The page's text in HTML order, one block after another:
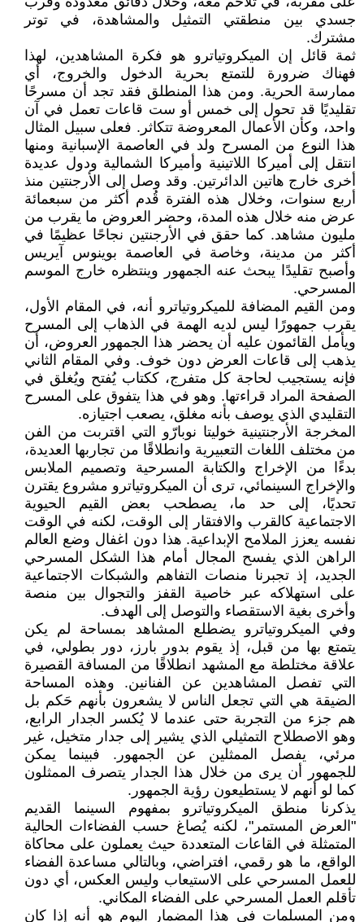
جسدي بين منطقتي التمثيل والمشاهدة، في توتر
مشترك.
ثمة قائل إن الميكروتياترو هو فكرة المشاهدين، لهذا
فهناك ضرورة للتمتع بحرية الدخول والخروج، أي
ممارسة الحرية. ومن هذا المنطلق فقد تجد أن مسرحًا
تقليديًا قد تحول إلى خمس أو ست قاعات تعمل في آن
واحد، وكأن الأعمال المعروضة تتكاثر. فعلى سبيل المثال
هذا النوع من المسرح ولد في العاصمة الإسبانية ومنها
انتقل إلى أميركا اللاتينية وأميركا الشمالية ودول عديدة
أخرى خارج هاتين الدائرتين. وقد وصل إلى الأرجنتين منذ
أربع سنوات، وخلال هذه الفترة قُدم أكثر من سبعمائة
عرض منه خلال هذه المدة، وحضر العروض ما يقرب من
مليون مشاهد. كما حقق في الأرجنتين نجاحًا عظيمًا في
أكثر من مدينة، وخاصة في العاصمة بوينوس آيريس
وأصبح تقليدًا يبحث عنه الجمهور وينتظره خارج الموسم
المسرحي.
ومن القيم المضافة للميكروتياترو أنه، في المقام الأول،
يقرب جمهورًا ليس لديه الهمة في الذهاب إلى المسرح
ويأمل القائمون عليه أن يحضر هذا الجمهور العروض، أن
يذهب إلى قاعات العرض دون خوف. وفي المقام الثاني
فإنه يستجيب لحاجة كل متفرج، ككتاب يُفتح ويُغلق في
الصفحة المراد قراءتها. وهو في هذا يتفوق على المسرح
التقليدي الذي يوصف بأنه مغلق، يصعب اجتيازه.
المخرجة الأرجنتينية خوليتا نوبارّو التي اقتربت من الفن
من مختلف اللغات التعبيرية وانطلاقًا من تجاربها العديدة،
بدءًا من الإخراج والكتابة المسرحية وتصميم الملابس
والإخراج السينمائي، ترى أن الميكروتياترو مشروع يقترن
تحديًا، إلى حد ما، يصطحب بعض القيم الحيوية
الاجتماعية كالقرب والافتقار إلى الوقت، لكنه في الوقت
نفسه يعزز الملامح الإبداعية. هذا دون اغفال وضع العالم
الراهن الذي يفسح المجال أمام هذا الشكل المسرحي
الجديد، إذ تجبرنا منصات التفاهم والشبكات الاجتماعية
على استهلاكه عبر خاصية القفز والتجوال بين منصة
وأخرى بغية الاستقصاء والتوصل إلى الهدف.
وفي الميكروتياترو يضطلع المشاهد بمساحة لم يكن
يتمتع بها من قبل، إذ يقوم بدور بارز، دور بطولي، في
علاقة مختلطة مع المشهد انطلاقًا من المسافة القصيرة
التي تفصل المشاهدين عن الفنانين. وهذه المساحة
الضيقة هي التي تجعل الناس لا يشعرون بأنهم حَكم بل
هم جزء من التجربة حتى عندما لا يُكسر الجدار الرابع،
وهو الاصطلاح التمثيلي الذي يشير إلى جدار متخيل، غير
مرئي، يفصل الممثلين عن الجمهور. فبينما يمكن
للجمهور أن يرى من خلال هذا الجدار يتصرف الممثلون
كما لو أنهم لا يستطيعون رؤية الجمهور.
يذكرنا منطق الميكروتياترو بمفهوم السينما القديم
"العرض المستمر"، لكنه يُصاغ حسب الفضاءات الحالية
المتمثلة في القاعات المتعددة حيث يعملون على محاكاة
الواقع، ما هو رقمي، افتراضي، وبالتالي مساعدة الفضاء
للعمل المسرحي على الاستيعاب وليس العكس، أي دون
تأقلم العمل المسرحي على الفضاء المكاني.
ومن المسلمات في هذا المضمار اليوم هو أنه إذا كان